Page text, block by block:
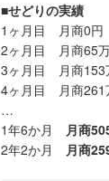
■せどりの実績
1ヶ月目 月商0円
2ヶ月目 月商65
3ヶ月目 月商153
4ヶ月目 月商261
…
1年6か月 月商
2年2か月 月商